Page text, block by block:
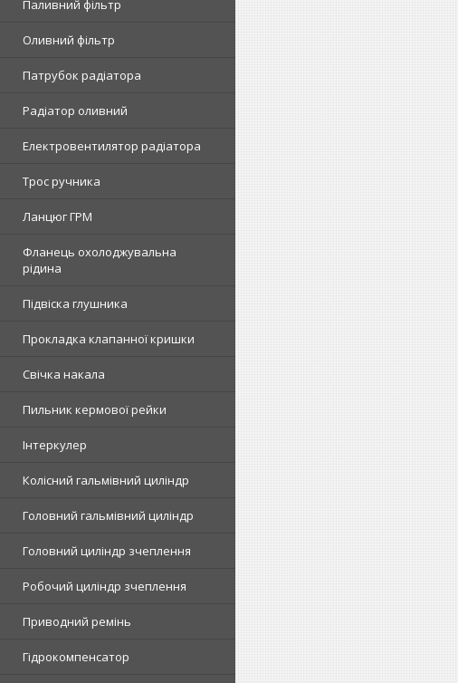
Паливний фільтр
Оливний фільтр
Патрубок радіатора
Радіатор оливний
Електровентилятор радіатора
Трос ручника
Ланцюг ГРМ
Фланець охолоджувальна
рідина
Підвіска глушника
Прокладка клапанної кришки
Свічка накала
Пильник кермової рейки
Інтеркулер
Колісний гальмівний циліндр
Головний гальмівний циліндр
Головний циліндр зчеплення
Робочий циліндр зчеплення
Приводний ремінь
Гідрокомпенсатор